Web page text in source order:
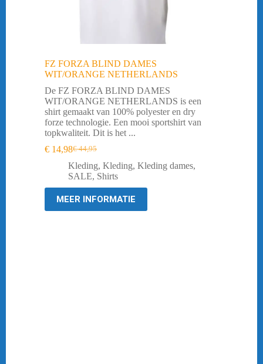
FZ FORZA BLIND DAMES
WIT/ORANGE NETHERLANDS
De FZ FORZA BLIND DAMES
WIT/ORANGE NETHERLANDS is een
shirt gemaakt van 100% polyester en dry
forze technologie. Een mooi sportshirt van
topkwaliteit. Dit is het ...
€44,95
Oorspronkelijke
prijs
was:
€ 14,98Huidige
prijs
is:
Kleding, Kleding, Kleding dames,
SALE, Shirts
MEER INFORMATIE